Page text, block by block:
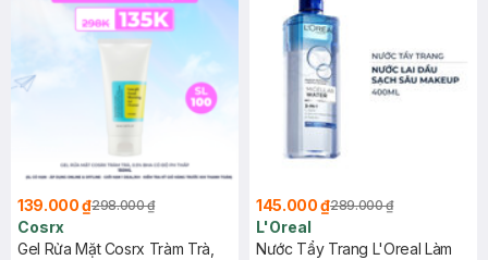
139.000 ₫298.000 ₫
Cosrx
Gel Rửa Mặt Cosrx Tràm Trà,
145.000 ₫289.000 ₫
L'Oreal
Nước Tẩy Trang L'Oreal Làm